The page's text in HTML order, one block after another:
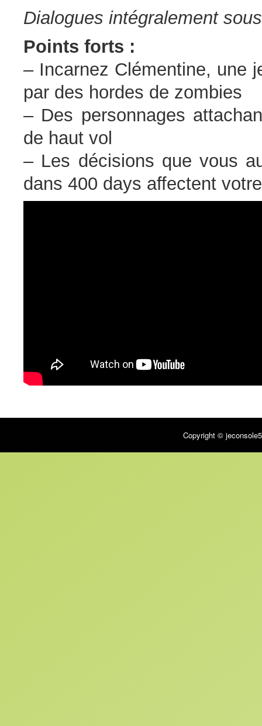
Dialogues intégralement
Points forts :
– Incarnez Clémentine, une
par des hordes de zombies
– Des personnages
de haut vol
– Les décisions que vous
dans 400 days affectent
Copyright ©